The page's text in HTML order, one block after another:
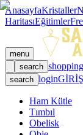
AnasayfaKristaller
HaritasıEğitimler
menu
search
search loginGİRİŞ
Ham Kütle
Tımbıl
Obelisk